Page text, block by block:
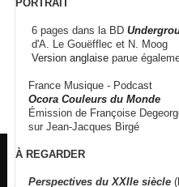
PORTRAIT
6 pages dans la BD
d'A. Le Gouëfflec et N. Moog
Version anglaise parue
France Musique - Podcast
Ocora Couleurs du Monde
Émission de Françoise
sur Jean-Jacques Birgé
À REGARDER
Perspectives du XXIIe siècle